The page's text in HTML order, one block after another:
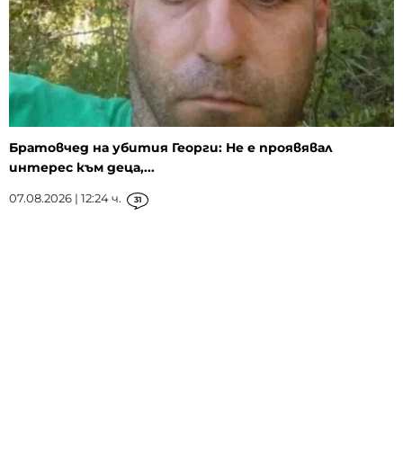
Братовчед на убития Георги: Не е проявявал
интерес към деца,...
07.08.2026 | 12:24 ч. 31